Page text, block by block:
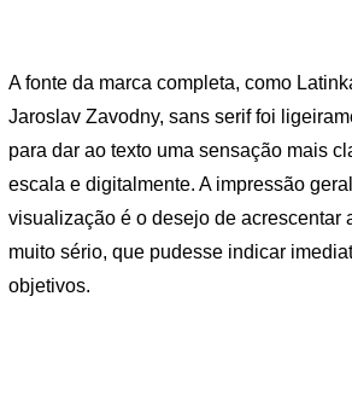
A fonte da marca completa, como
Jaroslav Zavodny, sans serif foi
para dar ao texto uma sensação mais
escala e digitalmente. A impressão
visualização é o desejo de acrescentar
muito sério, que pudesse indicar
objetivos.